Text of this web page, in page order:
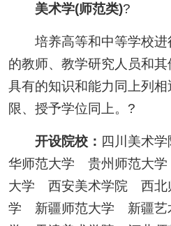
美术学(师范类)?
培养高等和中等学校进
的教师、教学研究人员和
具有的知识和能力同上列
限、授予学位同上。?
开设院校： 四川美术
华师范大学 贵州师范大
大学 西安美术学院 西北
学 新疆师范大学 新疆艺